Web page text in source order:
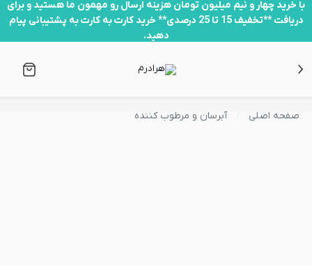
با خرید چهار و نیم میلیون تومان هزینه ارسال رو مهمون ما هستید و برای
دریافت **تخفیف 15 تا 25 درصدی** خرید کارت به کارت به پشتیبانی پیام
دهید.
صفحه اصلی آبرسان و مرطوب کننده